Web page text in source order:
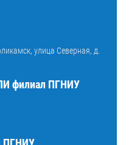
улица Северная, д.
филиал ПГНИУ